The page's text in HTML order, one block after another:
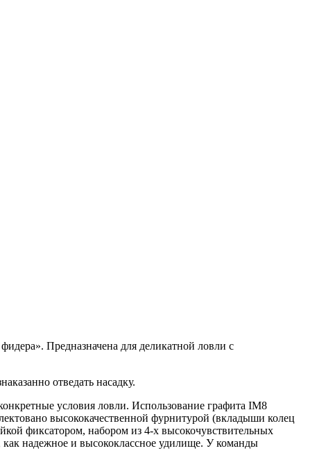
Предназначена для деликатной ловли с
отведать насадку.
условия ловли. Использование графита IM8
высококачественной фурнитурой (вкладыши колец
фиксатором, набором из 4-х высокочувствительных
надежное и высококлассное удилище. У команды